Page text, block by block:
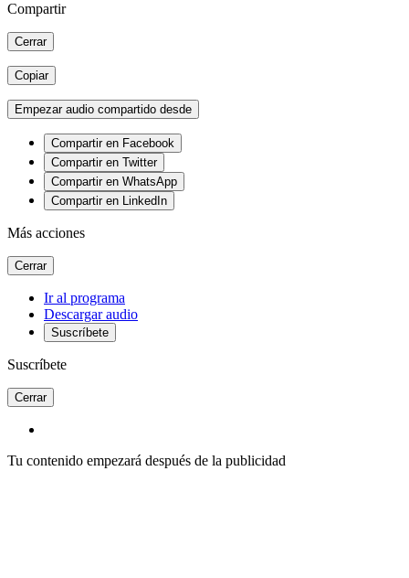
Compartir
Cerrar
Copiar
Empezar audio compartido desde
Compartir en Facebook
Compartir en Twitter
Compartir en WhatsApp
Compartir en LinkedIn
Más acciones
Cerrar
Ir al programa
Descargar audio
Suscríbete
Suscríbete
Cerrar
Tu contenido empezará después de la publicidad